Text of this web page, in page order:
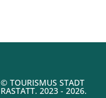
© TOURISMUS STADT
RASTATT. 2023 - 2026.